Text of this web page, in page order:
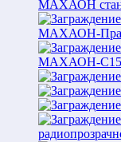
МАХАОН
МАХАОН-
МАХАОН-